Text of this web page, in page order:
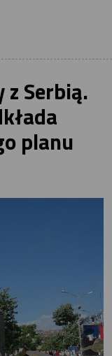
Serbią.
planu